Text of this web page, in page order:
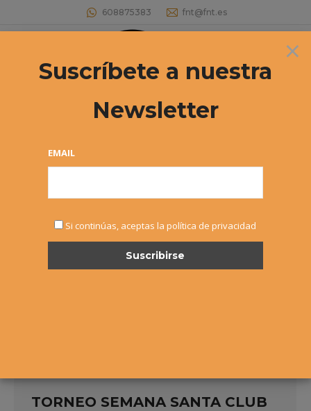
608875383 fnt@fnt.es
Buscar:
Archivos diarios: 3 abril, 2025
TORNEO SEMANA SANTA CLUB
×
Suscríbete a nuestra
Newsletter
EMAIL
Si continúas, aceptas la política de privacidad